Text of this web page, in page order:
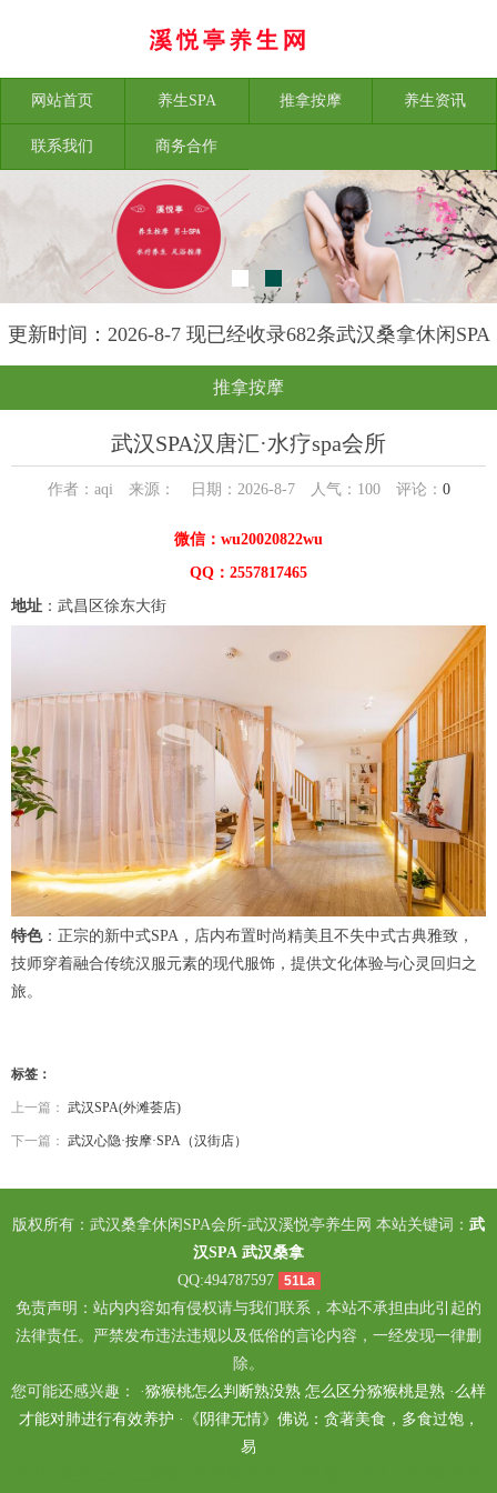
网站首页 养生SPA 推拿按摩 养生资讯
联系我们 商务合作
更新时间：2026-8-7 现已经收录682条武汉桑拿休闲SPA
会所-武汉溪悦亭养生网信息
推拿按摩
武汉SPA汉唐汇·水疗spa会所
作者：aqi 来源： 日期：2026-8-7 人气： 100评论： 0
微信：wu20020822wu
QQ：2557817465
地址 ：武昌区徐东大街
特色：正宗的新中式SPA，店内布置时尚精美且不失中式古典雅致，
技师穿着融合传统汉服元素的现代服饰，提供文化体验与心灵回归之
旅。
标签：
上一篇： 武汉SPA(外滩荟店)
下一篇： 武汉心隐·按摩·SPA（汉街店）
版权所有：武汉桑拿休闲SPA会所-武汉溪悦亭养生网 本站关键词： 武
汉SPA 武汉桑拿
QQ:494787597
51La
免责声明：站内内容如有侵权请与我们联系，本站不承担由此引起的
法律责任。严禁发布违法违规以及低俗的言论内容，一经发现一律删
除。
您可能还感兴趣： ·猕猴桃怎么判断熟没熟 怎么区分猕猴桃是熟 ·么样
才能对肺进行有效养护 · 《阴律无情》佛说：贪著美食，多食过饱，
易